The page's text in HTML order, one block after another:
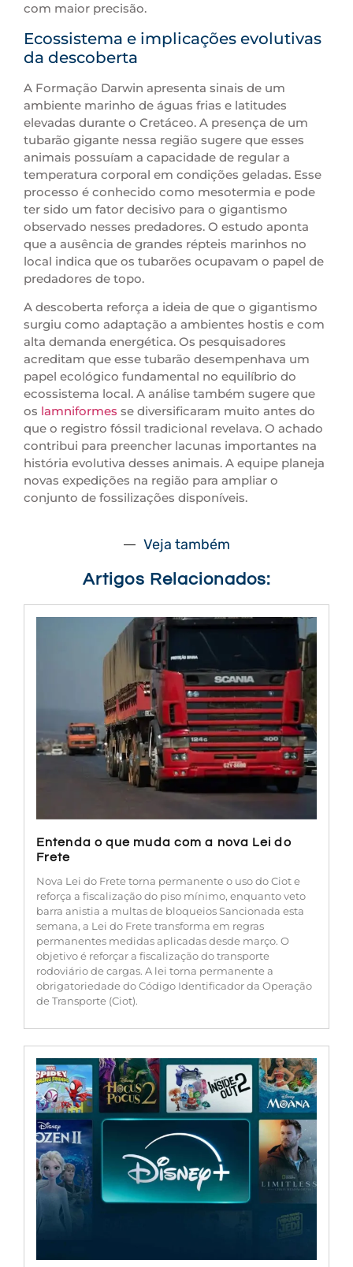
com maior precisão.
Ecossistema e implicações evolutivas
da descoberta
A Formação Darwin apresenta sinais de um
ambiente marinho de águas frias e latitudes
elevadas durante o Cretáceo. A presença de um
tubarão gigante nessa região sugere que esses
animais possuíam a capacidade de regular a
temperatura corporal em condições geladas. Esse
processo é conhecido como mesotermia e pode
ter sido um fator decisivo para o gigantismo
observado nesses predadores. O estudo aponta
que a ausência de grandes répteis marinhos no
local indica que os tubarões ocupavam o papel de
predadores de topo.
A descoberta reforça a ideia de que o gigantismo
surgiu como adaptação a ambientes hostis e com
alta demanda energética. Os pesquisadores
acreditam que esse tubarão desempenhava um
papel ecológico fundamental no equilíbrio do
ecossistema local. A análise também sugere que
os lamniformes se diversificaram muito antes do
que o registro fóssil tradicional revelava. O achado
contribui para preencher lacunas importantes na
história evolutiva desses animais. A equipe planeja
novas expedições na região para ampliar o
conjunto de fossilizações disponíveis.
Veja também
Artigos Relacionados:
Entenda o que muda com a nova Lei do
Frete
Nova Lei do Frete torna permanente o uso do Ciot e
reforça a fiscalização do piso mínimo, enquanto veto
barra anistia a multas de bloqueios Sancionada esta
semana, a Lei do Frete transforma em regras
permanentes medidas aplicadas desde março. O
objetivo é reforçar a fiscalização do transporte
rodoviário de cargas. A lei torna permanente a
obrigatoriedade do Código Identificador da Operação
de Transporte (Ciot).